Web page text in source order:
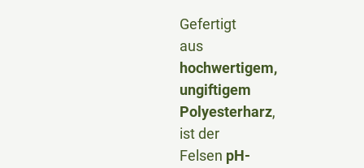
Gefertigt
aus
hochwertigem,
ungiftigem
Polyesterharz,
ist der
Felsen pH-